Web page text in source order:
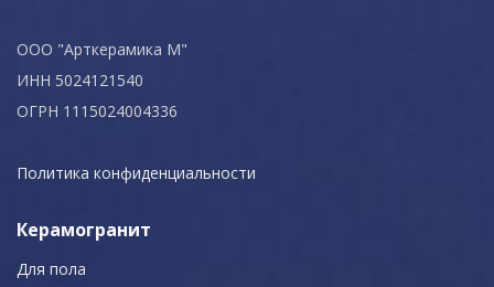
ООО "Арткерамика М"
ИНН 5024121540
ОГРН 1115024004336
Политика конфиденциальности
Керамогранит
Для пола